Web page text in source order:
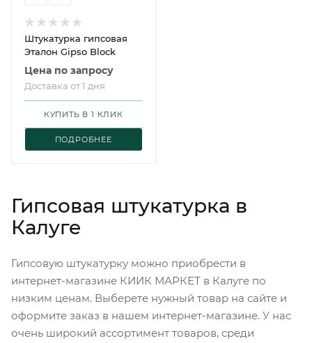
Штукатурка гипсовая
Эталон Gipso Block
Цена по запросу
Доставка от 1 дня
ПОДРОБНЕЕ
КУПИТЬ В 1 КЛИК
Гипсовая штукатурка в
Калуге
Гипсовую штукатурку можно приобрести в
интернет-магазине КИИК МАРКЕТ в Калуге по
низким ценам. Выберете нужный товар на сайте и
оформите заказ в нашем интернет-магазине. У нас
очень широкий ассортимент товаров, среди